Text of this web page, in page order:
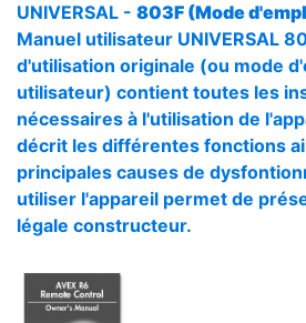
UNIVERSAL - 803F (Mode
Manuel utilisateur UNIVERSAL
d'utilisation originale (ou mode
utilisateur) contient toutes les
nécessaires à l'utilisation de
décrit les différentes fonctions
principales causes de
utiliser l'appareil permet de
légale constructeur.